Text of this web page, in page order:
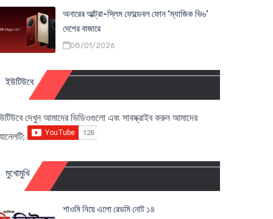
অনারের আল্ট্রা-স্লিম ফোল্ডেবল ফোন ‘ম্যাজিক ভি৬’
দেশের বাজারে
08/01/2026
ইউটিউবে
দেখুন আমাদের ভিডিওগুলো এবং সাবস্ক্রাইব করুন আমাদের
মুখোমুখি
শাওমি নিয়ে এলো রেডমি নোট ১৪